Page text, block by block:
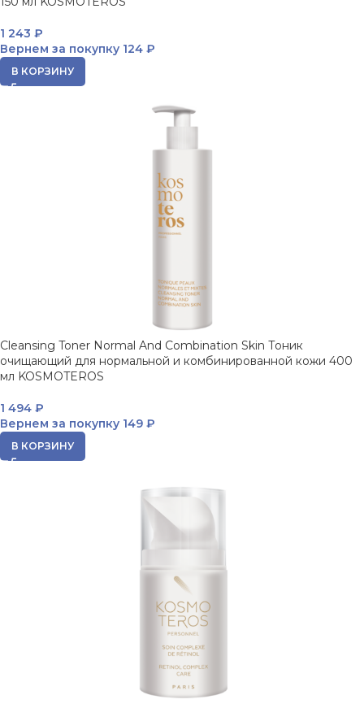
1 243 ₽
Вернем за покупку 124 ₽
В КОРЗИНУ
Cleansing Toner Normal And Combination Skin Тоник
очищающий для нормальной и комбинированной кожи 400
мл KOSMOTEROS
1 494 ₽
Вернем за покупку 149 ₽
В КОРЗИНУ